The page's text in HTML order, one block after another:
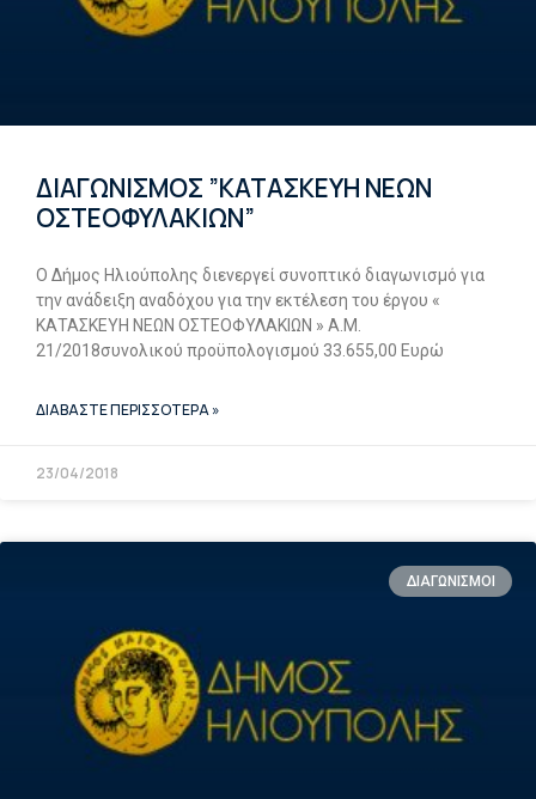
ΔΙΑΓΩΝΙΣΜΟΣ ”ΚΑΤΑΣΚΕΥΗ ΝΕΩΝ
ΟΣΤΕΟΦΥΛΑΚΙΩΝ”
Ο Δήμος Ηλιούπολης διενεργεί συνοπτικό διαγωνισμό για
την ανάδειξη αναδόχου για την εκτέλεση του έργου «
ΚΑΤΑΣΚΕΥΗ ΝΕΩΝ ΟΣΤΕΟΦΥΛΑΚΙΩΝ » Α.Μ.
21/2018συνολικού προϋπολογισμού 33.655,00 Ευρώ
ΔΙΑΒΑΣΤΕ ΠΕΡΙΣΣΟΤΕΡΑ »
23/04/2018
ΔΙΑΓΩΝΙΣΜΟΙ